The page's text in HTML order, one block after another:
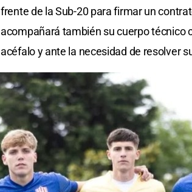
frente de la Sub-20 para firmar un
acompañará también su cuerpo técnico
acéfalo y ante la necesidad de resolver